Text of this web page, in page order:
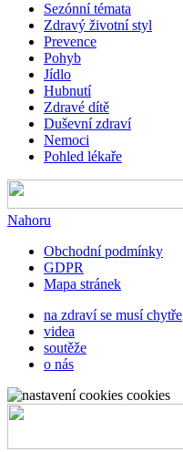
Sezónní témata
Zdravý životní styl
Prevence
Pohyb
Jídlo
Hubnutí
Zdravé dítě
Duševní zdraví
Nemoci
Pohled lékaře
Nahoru
Obchodní podmínky
GDPR
Mapa stránek
na zdraví se musí chytře
videa
soutěže
o nás
cookies